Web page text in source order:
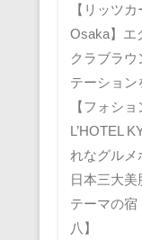
【リッツ
Osaka】エ
クラブラ
テーション
【フォシ
L’HOTEL
れなグルメ
日本三大
テーマの宿
八】